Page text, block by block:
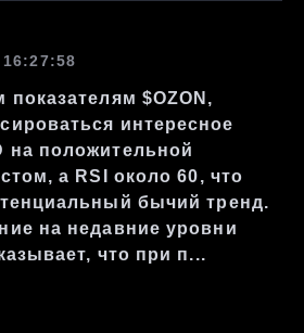
16:27:58
$OZON,
интересное
на положительной
а RSI около 60, что
бычий тренд.
на недавние уровни
что при п...